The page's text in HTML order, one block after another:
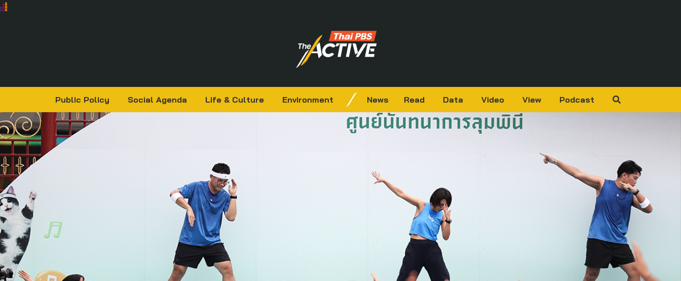
Public Policy Social Agenda Life & Culture Environment News Read Data Video View Podcast